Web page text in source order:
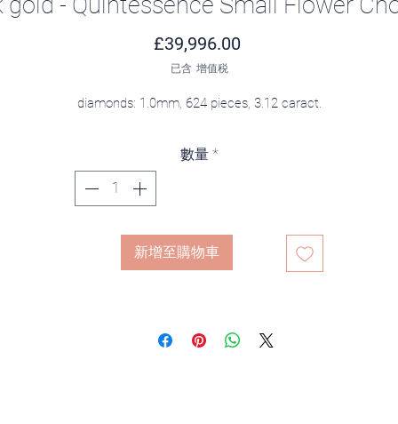
£39,996.00價格
已含 增值税
diamonds: 1.0mm, 624 pieces, 3.12 caract.
數量 *
新增至購物車